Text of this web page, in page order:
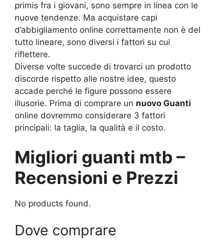
primis fra i giovani, sono sempre in linea con le
nuove tendenze. Ma acquistare capi
d’abbigliamento online correttamente non è del
tutto lineare, sono diversi i fattori su cui
riflettere.
Diverse volte succede di trovarci un prodotto
discorde rispetto alle nostre idee, questo
accade perché le figure possono essere
illusorie. Prima di comprare un nuovo Guanti
online dovremmo considerare 3 fattori
principali: la taglia, la qualità e il costo.
Migliori guanti mtb –
Recensioni e Prezzi
No products found.
Dove comprare